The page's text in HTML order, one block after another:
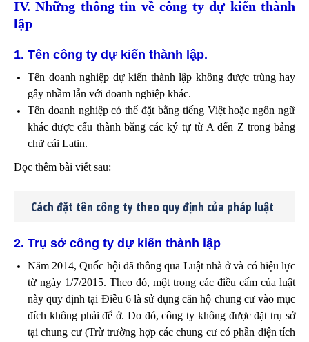
IV. Những thông tin về công ty dự kiến thành
lập
1. Tên công ty dự kiến thành lập.
Tên doanh nghiệp dự kiến thành lập không được trùng hay
gây nhầm lẫn với doanh nghiệp khác.
Tên doanh nghiệp có thể đặt bằng tiếng Việt hoặc ngôn ngữ
khác được cấu thành bằng các ký tự từ A đến Z trong bảng
chữ cái Latin.
Đọc thêm bài viết sau:
Cách đặt tên công ty theo quy định của pháp luật
2. Trụ sở công ty dự kiến thành lập
Năm 2014, Quốc hội đã thông qua Luật nhà ở và có hiệu lực
từ ngày 1/7/2015. Theo đó, một trong các điều cấm của luật
này quy định tại Điều 6 là sử dụng căn hộ chung cư vào mục
đích không phải để ở. Do đó, công ty không được đặt trụ sở
tại chung cư (Trừ trường hợp các chung cư có phần diện tích